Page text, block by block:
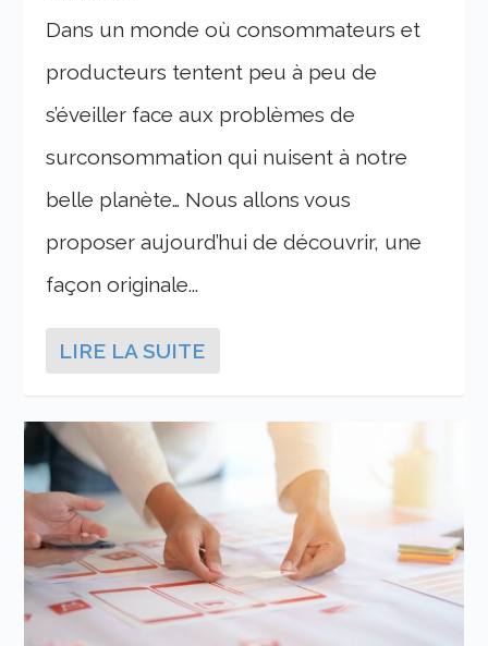
Dans un monde où consommateurs et
producteurs tentent peu à peu de
s’éveiller face aux problèmes de
surconsommation qui nuisent à notre
belle planète… Nous allons vous
proposer aujourd’hui de découvrir, une
façon originale...
LIRE LA SUITE